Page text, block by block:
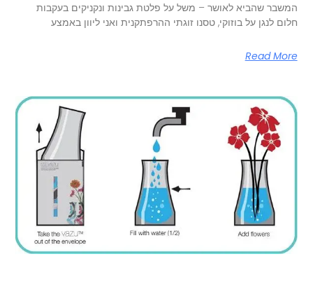
המשבר שהביא לאושר – משל על פלטת גבינות ונקניקים בעקבות
חלום לנגן על בוזוקי, טסנו זוגתי ההרפתקנית ואני ליוון באמצע
Read More